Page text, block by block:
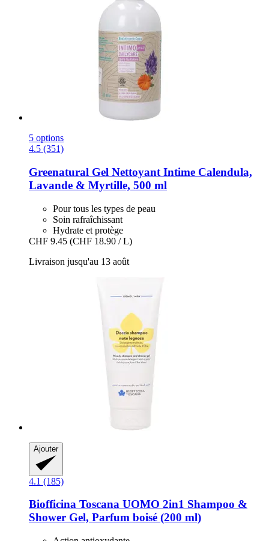
5 options
4.5 (351)
Greenatural Gel Nettoyant Intime Calendula,
Lavande & Myrtille, 500 ml
Pour tous les types de peau
Soin rafraîchissant
Hydrate et protège
CHF 9.45 (CHF 18.90 / L)
Livraison jusqu'au 13 août
Ajouter
4.1 (185)
Biofficina Toscana UOMO 2in1 Shampoo &
Shower Gel, Parfum boisé (200 ml)